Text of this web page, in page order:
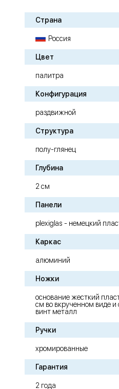
Страна
Россия
Цвет
палитра
Конфигурация
раздвижной
Структура
полу-глянец
Глубина
2 см
Панели
plexiglas - немецкий
Каркас
алюминий
Ножки
основание жесткий
см во вкрученном виде и
винт металл
Ручки
хромированные
Гарантия
2 года